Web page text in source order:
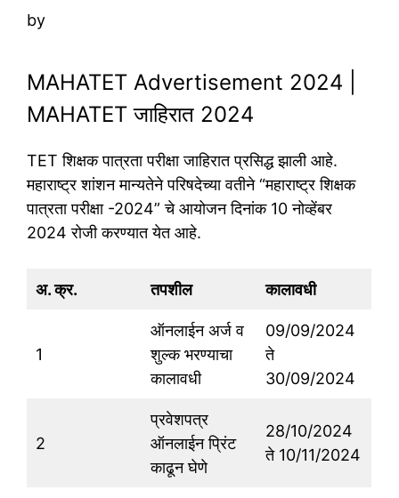
by
MAHATET Advertisement 2024 |
MAHATET जाहिरात 2024
TET शिक्षक पात्रता परीक्षा जाहिरात प्रसिद्ध झाली आहे.
महाराष्ट्र शांशन मान्यतेने परिषदेच्या वतीने “महाराष्ट्र शिक्षक
पात्रता परीक्षा -2024” चे आयोजन दिनांक 10 नोव्हेंबर
2024 रोजी करण्यात येत आहे.
अ. क्र. तपशील कालावधी
1
ऑनलाईन अर्ज व
शुल्क भरण्याचा
कालावधी
09/09/2024
ते
30/09/2024
2
प्रवेशपत्र
ऑनलाईन प्रिंट
काढून घेणे
28/10/2024
ते 10/11/2024